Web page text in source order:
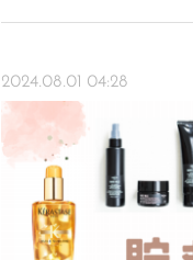
2024.08.01 04:28